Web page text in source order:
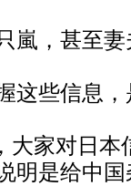
，甚至妻
这些信息
大家对日
明是给中